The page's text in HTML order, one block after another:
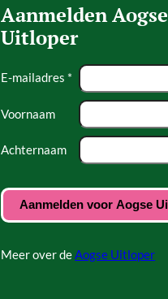
Aanmelden Aogse
Uitloper
E-mailadres *
Voornaam
Achternaam
Meer over deAogse Uitloper